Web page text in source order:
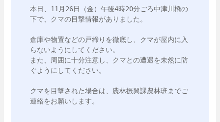
本日、11月26日（金）午後4時20分ごろ中津川橋の
下で、クマの目撃情報がありました。
倉庫や物置などの戸締りを徹底し、クマが屋内に入
らないようにしてください。
また、周囲に十分注意し、クマとの遭遇を未然に防
ぐようにしてください。
クマを目撃された場合は、農林振興課農林班までご
連絡をお願いします。